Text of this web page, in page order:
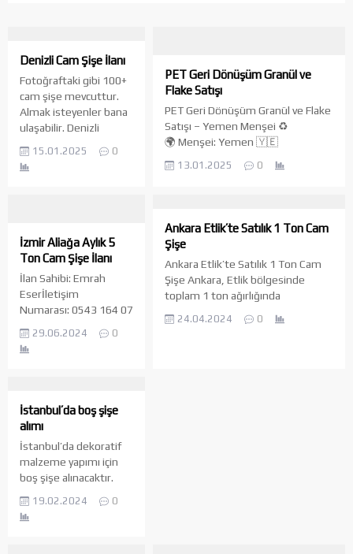
Denizli Cam Şişe İlanı
Fotoğraftaki gibi 100+
cam şişe mevcuttur.
Almak isteyenler bana
ulaşabilir. Denizli
İletişim:
‪+90 507 288 18 07‬
15.01.2025 0
PET Geri Dönüşüm Granül ve
Flake Satışı
PET Geri Dönüşüm Granül ve Flake
Satışı – Yemen Menşei ♻️
🌍 Menşei: Yemen 🇾🇪
📌 Teslimat: Türkiye’ye düzenli
flake ürünleri ✅ Çevre dostu ve
sürdürülebilir üretim ✅ Rekabetçi
fiyatlar ve güvenilir tedarik İletişim
için: 📞 Telefon: +967 701 900 01
📧 E-posta: bandar@gap-
polymers.com 🌐 Web...
13.01.2025 0
İzmir Aliağa Aylık 5
Ton Cam Şişe İlanı
İlan Sahibi: Emrah
Eserİletişim
Numarası: 0543 164 07
Aliağa Merhaba, İzmir
Aliağa’da hurdacılık
civarında cam şişe
birikmektedir. Bu cam
dönüştürmek ve
değerlendirmek üzere
alıcılar arıyorum. Eğer
cam şişe geri
dönüşümü ile
29.06.2024 0
Ankara Etlik’te Satılık 1 Ton Cam
Şişe
Ankara Etlik’te Satılık 1 Ton Cam
Şişe Ankara, Etlik bölgesinde
toplam 1 ton ağırlığında
Geri dönüşüm projeleri, sanat
24.04.2024 0
İstanbul’da boş şişe
alımı
İstanbul’da dekoratif
malzeme yapımı için
boş şişe alınacaktır.
‪+90 537 639 69 03‬
19.02.2024 0